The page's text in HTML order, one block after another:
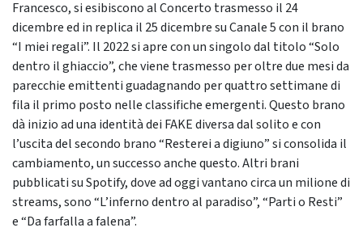
Francesco, si esibiscono al Concerto trasmesso il 24
dicembre ed in replica il 25 dicembre su Canale 5 con il brano
“I miei regali”. Il 2022 si apre con un singolo dal titolo “Solo
dentro il ghiaccio”, che viene trasmesso per oltre due mesi da
parecchie emittenti guadagnando per quattro settimane di
fila il primo posto nelle classifiche emergenti. Questo brano
dà inizio ad una identità dei FAKE diversa dal solito e con
l’uscita del secondo brano “Resterei a digiuno” si consolida il
cambiamento, un successo anche questo. Altri brani
pubblicati su Spotify, dove ad oggi vantano circa un milione di
streams, sono “L’inferno dentro al paradiso”, “Parti o Resti”
e “Da farfalla a falena”.